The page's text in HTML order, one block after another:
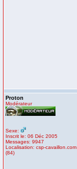
Proton
Modérateur
Sexe:
Inscrit le: 06 Déc 2005
Messages: 9947
Localisation: csp-cavaillon.com
(84)